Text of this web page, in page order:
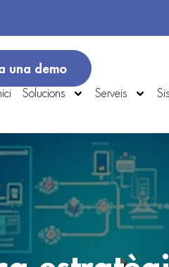
una demo
Solucions Serveis